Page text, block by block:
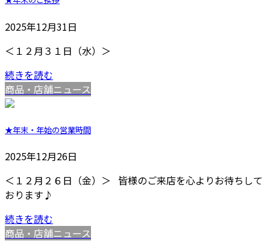
2025年12月31日
＜１２月３１日（水）＞
続きを読む
商品・店舗ニュース
★年末・年始の営業時間
2025年12月26日
＜１２月２６日（金）＞ 皆様のご来店を心よりお待ちして
おります♪
続きを読む
商品・店舗ニュース